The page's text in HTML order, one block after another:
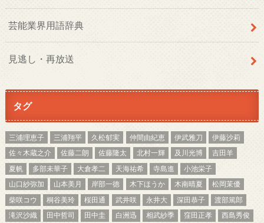
芸能業界用語辞典
見逃し・再放送
タグ
三浦理恵子 三浦翔平 久松郁実 仲間由紀恵 伊武雅刀
伊藤沙莉
佐々木蔵之介
佐藤二朗 佐藤隆太 北村一輝 及川光博
吉田羊
夏帆
多部未華子 大倉孝二 天海祐希 寺島進
小池栄子
山口紗弥加
山本美月 岸部一徳 木下ほうか 木南晴夏
松岡茉優
柴咲コウ
桐谷美玲 桜田通 武井咲 永井大 深田恭子
渡部篤郎
滝沢沙織
田中哲司 田中圭 白洲迅 相武紗季 窪田正孝 西島秀俊